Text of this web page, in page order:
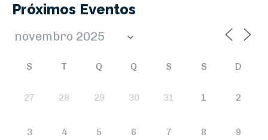
Próximos Eventos
S T Q Q S S D
27 28 29 30 31 1 2
3 4 5 6 7 8 9